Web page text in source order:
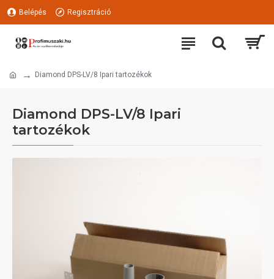
Belépés Regisztráció
Diamond DPS-LV/8 Ipari tartozékok
Diamond DPS-LV/8 Ipari
tartozékok